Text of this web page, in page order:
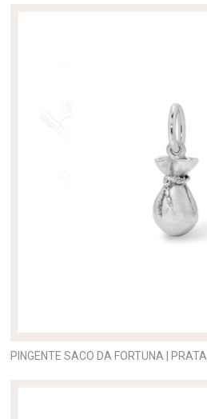
PINGENTE SACO DA FORTUNA | PRATA